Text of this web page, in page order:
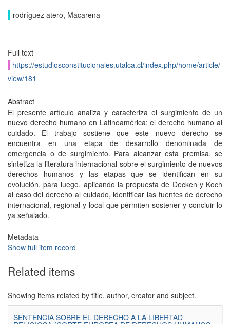
rodríguez atero, Macarena
Full text
https://estudiosconstitucionales.utalca.cl/index.php/home/article/
view/181
Abstract
El presente artículo analiza y caracteriza el surgimiento de un
nuevo derecho humano en Latinoamérica: el derecho humano al
cuidado. El trabajo sostiene que este nuevo derecho se
encuentra en una etapa de desarrollo denominada de
emergencia o de surgimiento. Para alcanzar esta premisa, se
sintetiza la literatura internacional sobre el surgimiento de nuevos
derechos humanos y las etapas que se identifican en su
evolución, para luego, aplicando la propuesta de Decken y Koch
al caso del derecho al cuidado, identificar las fuentes de derecho
internacional, regional y local que permiten sostener y concluir lo
ya señalado.
Metadata
Show full item record
Related items
Showing items related by title, author, creator and subject.
SENTENCIA SOBRE EL DERECHO A LA LIBERTAD